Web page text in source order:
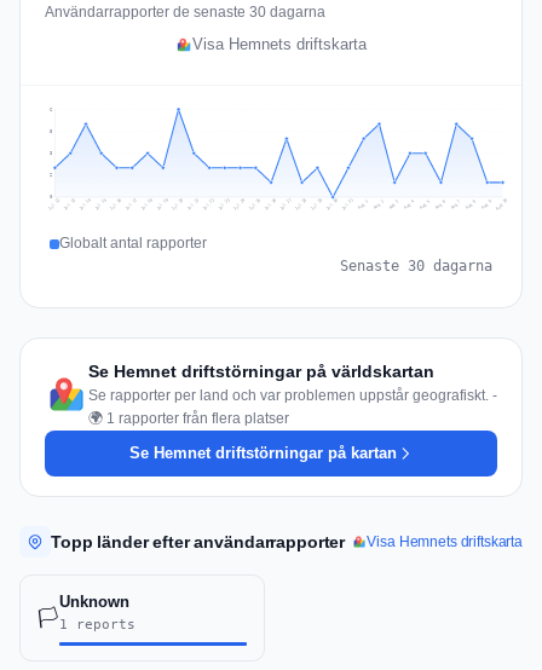
Användarrapporter de senaste 30 dagarna
Visa Hemnets driftskarta
2
3
5
6
Jul 12 Jul 13 Jul 14 Jul 15 Jul 16 Jul 17 Jul 18 Jul 19 Jul 20 Jul 21 Jul 22 Jul 23 Jul 24 Jul 25 Jul 26 Jul 27 Jul 28 Jul 29 Jul 30 Jul 31 Aug 1 Aug 2 Aug 3 Aug 4 Aug 5 Aug 6 Aug 7 Aug 8 Aug 9 Aug 10
Globalt antal rapporter
Senaste 30 dagarna
Se Hemnet driftstörningar på världskartan
Se rapporter per land och var problemen uppstår geografiskt. -
🌍 1 rapporter från flera platser
Se Hemnet driftstörningar på kartan
Topp länder efter användarrapporter Visa Hemnets driftskarta
🏳️
Unknown
1 reports